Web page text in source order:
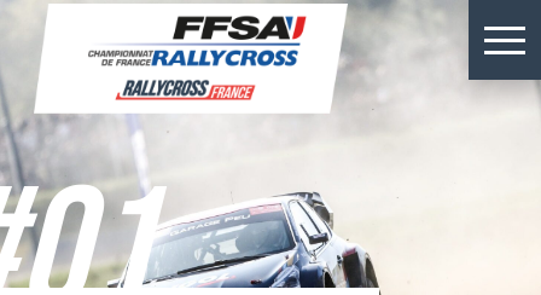
Résultats Kerlabo
Actus
Épreuves
Championnats